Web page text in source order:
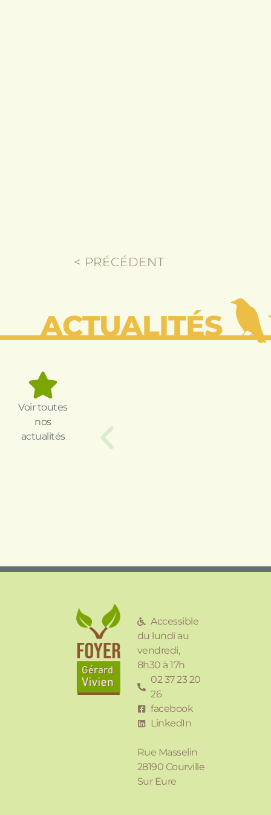
< PRÉCÉDENT
ACTUALITÉS
Voir toutes
nos
actualités
Accessible
du lundi au
vendredi,
8h30 à 17h
02 37 23 20
26
facebook
LinkedIn
Rue Masselin
28190 Courville
Sur Eure